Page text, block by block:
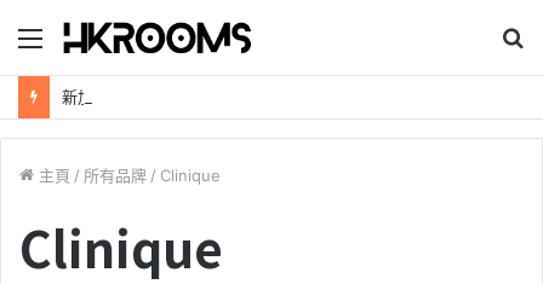
錄
尋
主頁 / 所有品牌 / Clinique
Clinique